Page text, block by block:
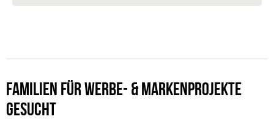
FAMILIEN FÜR WERBE- & MARKENPROJEKTE
GESUCHT